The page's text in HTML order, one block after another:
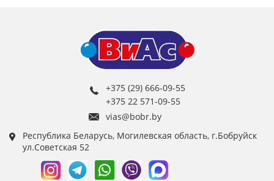
+375 (29) 666-09-55
+375 22 571-09-55
vias@bobr.by
Республика Беларусь, Могилевская область, г.Бобруйск
ул.Советская 52